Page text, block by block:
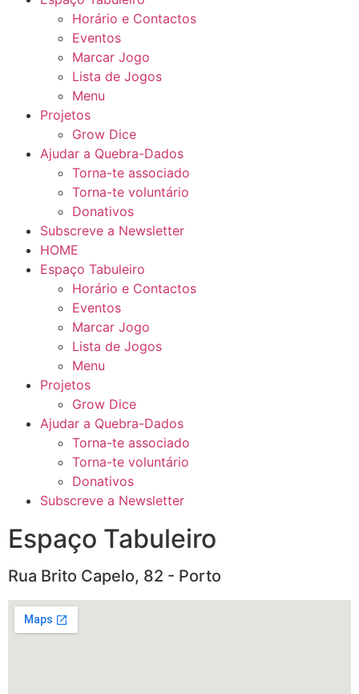
Horário e Contactos
Eventos
Marcar Jogo
Lista de Jogos
Menu
Projetos
Grow Dice
Ajudar a Quebra-Dados
Torna-te associado
Torna-te voluntário
Donativos
Subscreve a Newsletter
HOME
Espaço Tabuleiro
Horário e Contactos
Eventos
Marcar Jogo
Lista de Jogos
Menu
Projetos
Grow Dice
Ajudar a Quebra-Dados
Torna-te associado
Torna-te voluntário
Donativos
Subscreve a Newsletter
Espaço Tabuleiro
Rua Brito Capelo, 82 - Porto